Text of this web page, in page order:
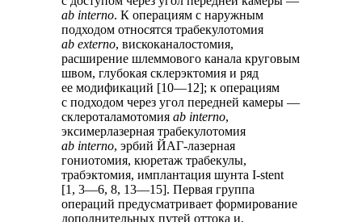
ab interno. К операциям с наружным
подходом относятся трабекулотомия
ab externo, вискоканалостомия,
расширение шлеммового канала круговым
швом, глубокая склерэктомия и ряд
ее модификаций [10—12]; к операциям
с подходом через угол передней камеры —
склероталамотомияab interno,
эксимерлазерная трабекулотомия
ab interno, эрбий ЙАГ-лазерная
гониотомия, кюретаж трабекулы,
трабэктомия, имплантация шунта I-stent
[1, 3—6, 8, 13—15]. Первая группа
операций предусматривает формирование
дополнительных путей оттока и,